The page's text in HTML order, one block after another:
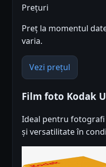
Prețuri
Preț la momentul
varia.
Vezi prețul
Film foto Kodak
Ideal pentru fotografi
și versatilitate în